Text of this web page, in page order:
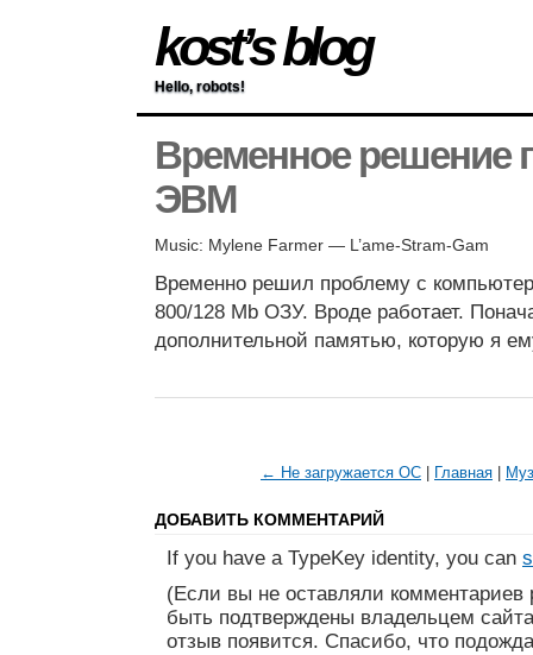
kost’s blog
Hello, robots!
Временное решение
ЭВМ
Music: Mylene Farmer — L’ame-Stram-Gam
Временно решил проблему с
800/128 Mb ОЗУ. Вроде работает.
дополнительной памятью, которую я
← Не загружается ОС Главная
ДОБАВИТЬ КОММЕНТАРИЙ
If you have a TypeKey identity, you can
(Если вы не оставляли
быть подтверждены владельцем
отзыв появится. Спасибо, что